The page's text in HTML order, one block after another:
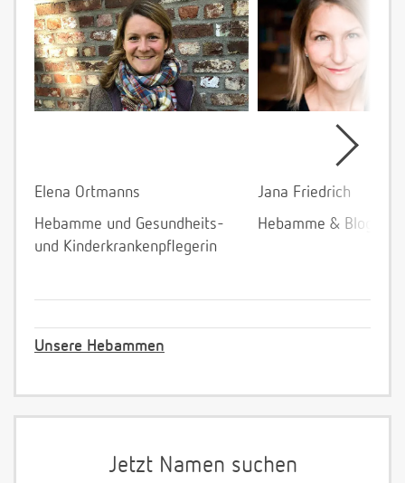
Elena Ortmanns
Hebamme und Gesundheits-
und Kinderkrankenpflegerin
Jana Friedrich
Hebamme &
Unsere Hebammen
Jetzt Namen suchen